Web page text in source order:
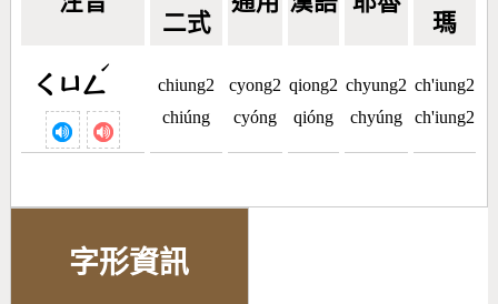
二式 瑪
ㄑㄩㄥ
ˊ
chiung2
chiúng
cyong2
cyóng
qiong2
qióng
chyung2
chyúng
ch'iung2
ch'iung2
字形資訊